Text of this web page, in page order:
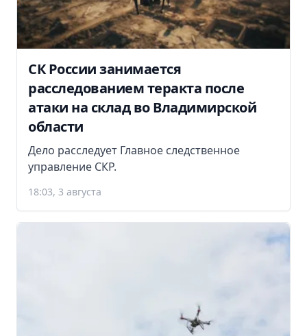
СК России занимается
расследованием теракта после
атаки на склад во Владимирской
области
Дело расследует Главное следственное
управление СКР.
18:03, 3 августа